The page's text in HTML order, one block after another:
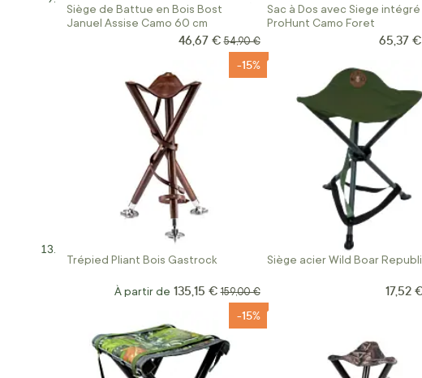
Siège de Battue en Bois Bost
Januel Assise Camo 60 cm
Prix Spécial
46,67 € Prix normal
54,90 €
Sac à Dos avec Siege intégré
ProHunt Camo Foret
Prix
65,37 €
Trépied Pliant Bois Gastrock
-15%
À partir de 135,15 € Prix normal
159,00 €
Siège acier Wild Boar
Prix
17,52
-15%